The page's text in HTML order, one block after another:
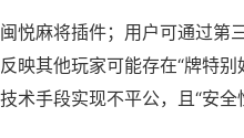
闽悦麻将插件；用户可通过第
反映其他玩家可能存在“牌特
技术手段实现不平公，且“安全